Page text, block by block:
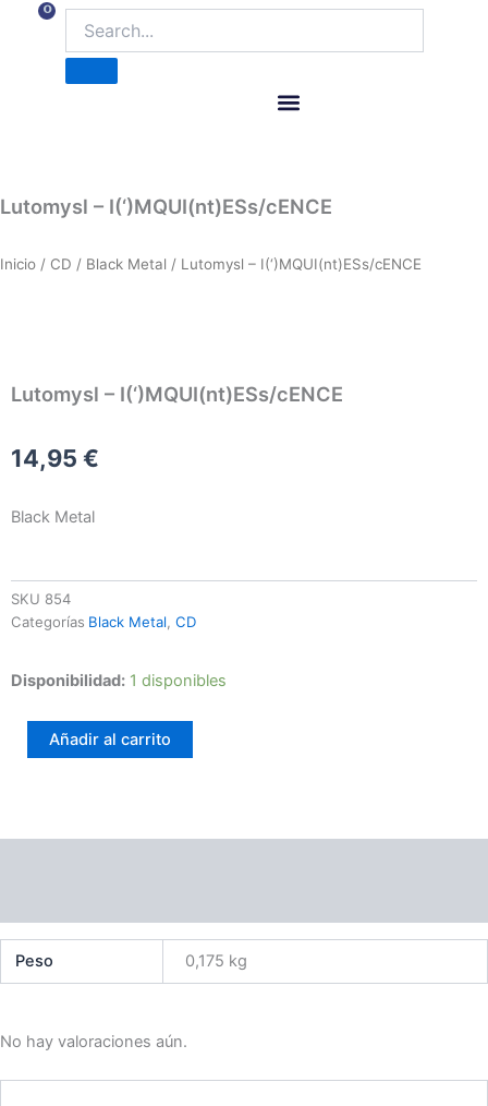
contenido
0
Carrito
Lutomysl – I(‘)MQUI(nt)ESs/cENCE
Inicio / CD / Black Metal / Lutomysl – I(‘)MQUI(nt)ESs/cENCE
Lutomysl – I(‘)MQUI(nt)ESs/cENCE
14,95 €
Black Metal
SKU 854
Categorías Black Metal, CD
Disponibilidad: 1 disponibles
Lutomysl
I(')MQUI(nt)ESs/cENCE
cantidadAñadir al carrito
Peso 0,175 kg
No hay valoraciones aún.